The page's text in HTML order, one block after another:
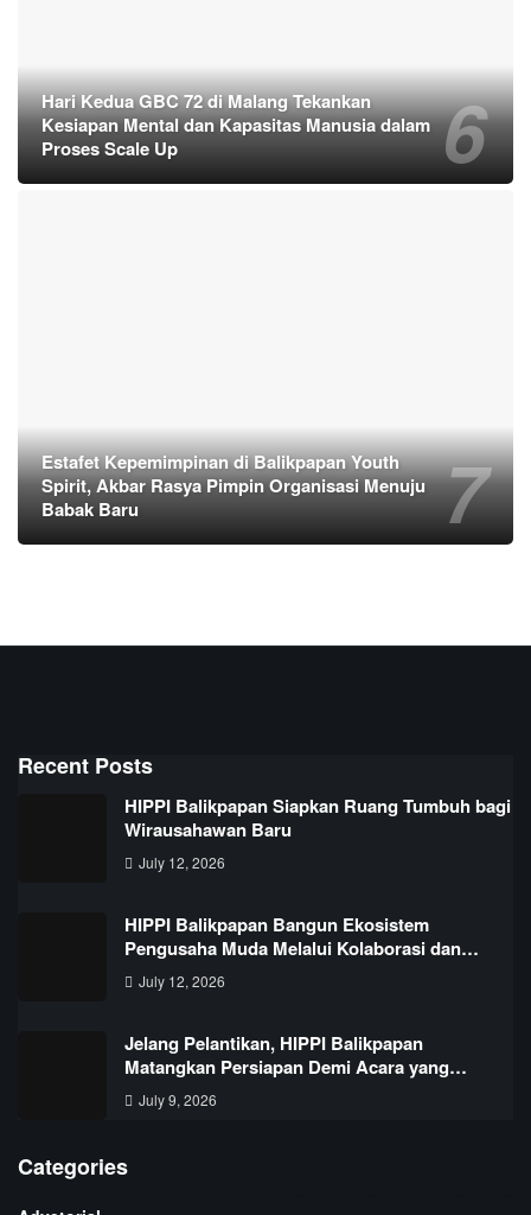
Hari Kedua GBC 72 di Malang Tekankan
Kesiapan Mental dan Kapasitas Manusia dalam
Proses Scale Up
Estafet Kepemimpinan di Balikpapan Youth
Spirit, Akbar Rasya Pimpin Organisasi Menuju
Babak Baru
Recent Posts
HIPPI Balikpapan Siapkan Ruang Tumbuh bagi
Wirausahawan Baru
July 12, 2026
HIPPI Balikpapan Bangun Ekosistem
Pengusaha Muda Melalui Kolaborasi dan…
July 12, 2026
Jelang Pelantikan, HIPPI Balikpapan
Matangkan Persiapan Demi Acara yang…
July 9, 2026
Categories